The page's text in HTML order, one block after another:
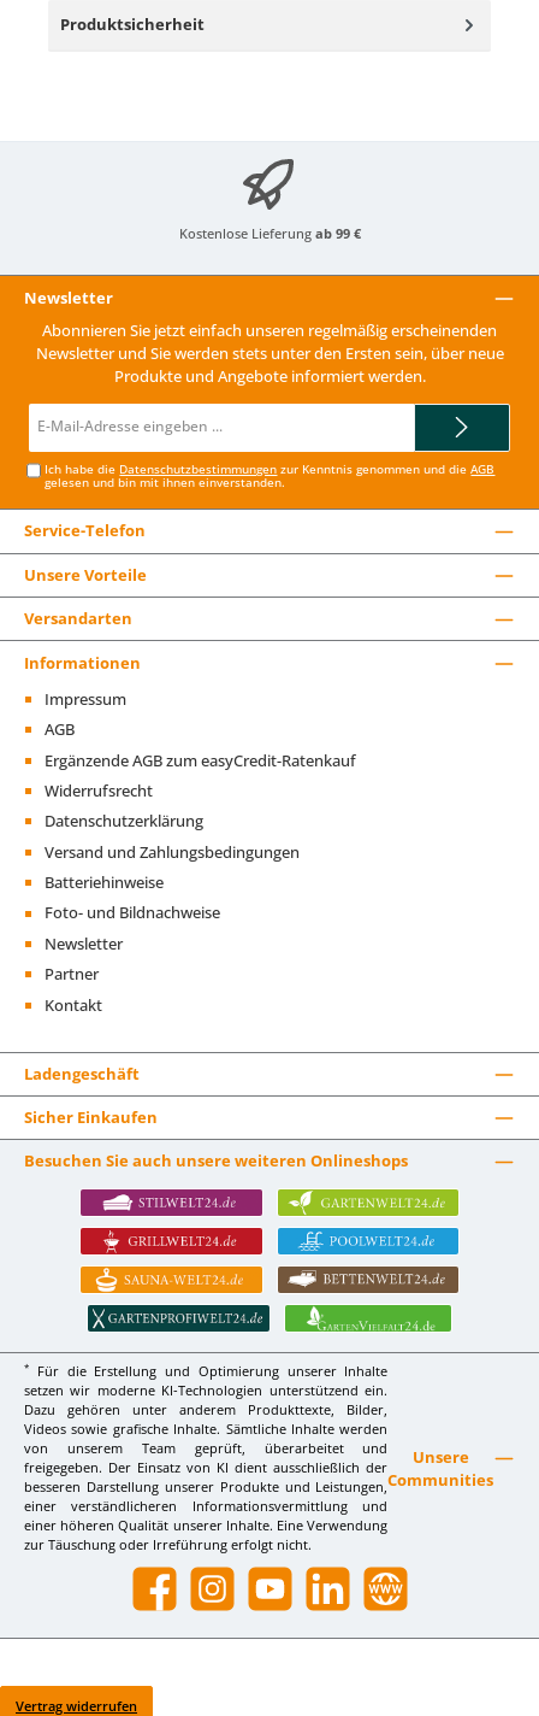
Produktsicherheit
Kostenlose Lieferung ab 99 €
Newsletter
Abonnieren Sie jetzt einfach unseren regelmäßig erscheinenden
Newsletter und Sie werden stets unter den Ersten sein, über neue
Produkte und Angebote informiert werden.
Mail-
Ich habe die Datenschutzbestimmungen zur Kenntnis genommen und dieAGB
gelesen und bin mit ihnen einverstanden.
Service-Telefon
Unsere Vorteile
Versandarten
Informationen
Impressum
AGB
Ergänzende AGB zum easyCredit-Ratenkauf
Widerrufsrecht
Datenschutzerklärung
Versand und Zahlungsbedingungen
Batteriehinweise
Foto- und Bildnachweise
Newsletter
Partner
Kontakt
Ladengeschäft
Sicher Einkaufen
Besuchen Sie auch unsere weiteren Onlineshops
*
Für die Erstellung und Optimierung unserer Inhalte
setzen wir moderne KI-Technologien unterstützend ein.
Dazu gehören unter anderem Produkttexte, Bilder,
Videos sowie grafische Inhalte. Sämtliche Inhalte werden
von unserem Team geprüft, überarbeitet und
freigegeben. Der Einsatz von KI dient ausschließlich der
besseren Darstellung unserer Produkte und Leistungen,
einer verständlicheren Informationsvermittlung und
einer höheren Qualität unserer Inhalte. Eine Verwendung
zur Täuschung oder Irreführung erfolgt nicht.
Unsere
Communities
Facebook InstagramYouTube LinkedIn Website
Vertrag widerrufen